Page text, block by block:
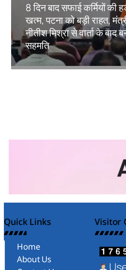
8 दिन बाद सफाई कर्मियों की
खत्म, पटना को बड़ी राहत,
नीतीश मिश्रा से वार्ता के बाद
सहमति
Amit Lekh
Quick Links
Home
About Us
Visitor